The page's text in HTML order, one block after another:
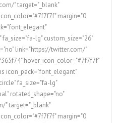
" target="_blank"
margin="0
lg" custom_size="26"
link="https://twitter.com/"
hover_icon_color="#7f7f7f"
icon_pack="font_elegant"
fa_size="fa-lg"
rotated_shape="no"
" target="_blank"
margin="0